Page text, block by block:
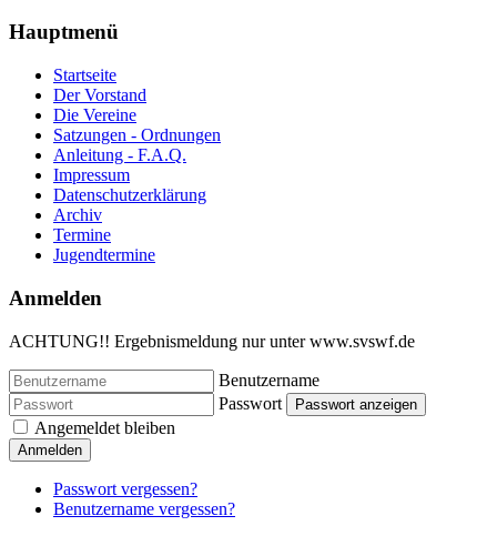
Hauptmenü
Startseite
Der Vorstand
Die Vereine
Satzungen - Ordnungen
Anleitung - F.A.Q.
Impressum
Datenschutzerklärung
Archiv
Termine
Jugendtermine
Anmelden
ACHTUNG!! Ergebnismeldung nur unter www.svswf.de
Benutzername
Passwort
Passwort anzeigen
Angemeldet bleiben
Anmelden
Passwort vergessen?
Benutzername vergessen?